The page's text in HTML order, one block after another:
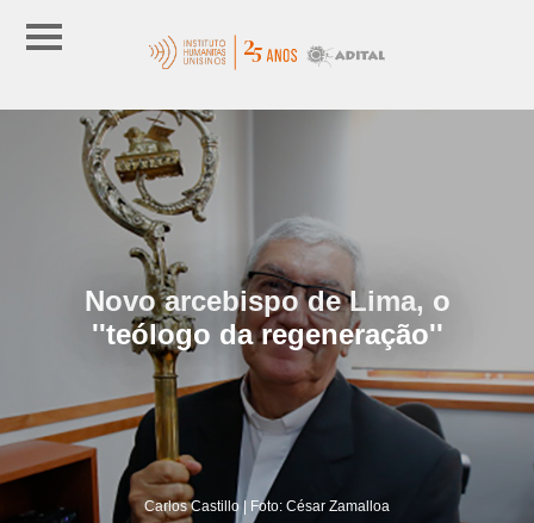
Novo arcebispo de Lima, o
''teólogo da regeneração''
Carlos Castillo | Foto: César Zamalloa